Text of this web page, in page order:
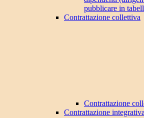
pubblicare in
Contrattazione collettiva
Contrattazione
Contrattazione integrativa